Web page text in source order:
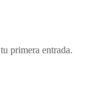
primera entrada.